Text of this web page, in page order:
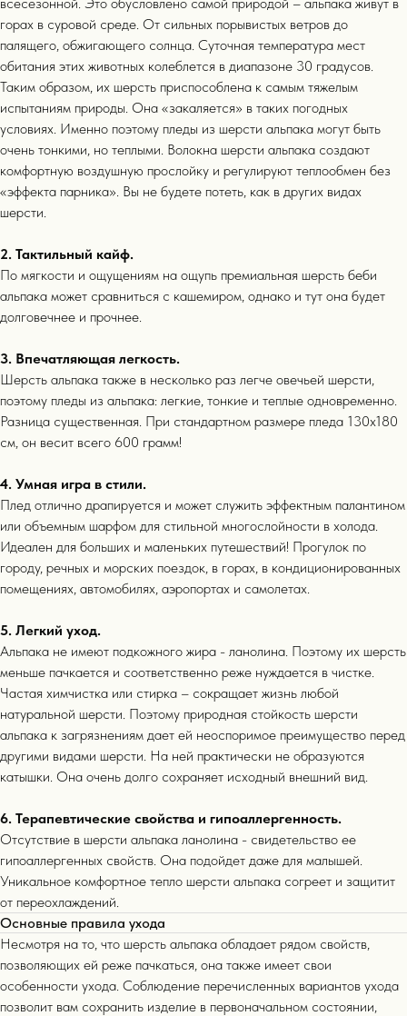
горах в суровой среде. От сильных порывистых ветров до
палящего, обжигающего солнца. Суточная температура мест
обитания этих животных колеблется в диапазоне 30 градусов.
Таким образом, их шерсть приспособлена к самым тяжелым
испытаниям природы. Она «закаляется» в таких погодных
условиях. Именно поэтому пледы из шерсти альпака могут быть
очень тонкими, но теплыми. Волокна шерсти альпака создают
комфортную воздушную прослойку и регулируют теплообмен без
«эффекта парника». Вы не будете потеть, как в других видах
шерсти.
2. Тактильный кайф.
По мягкости и ощущениям на ощупь премиальная шерсть беби
альпака может сравниться с кашемиром, однако и тут она будет
долговечнее и прочнее.
3. Впечатляющая легкость.
Шерсть альпака также в несколько раз легче овечьей шерсти,
поэтому пледы из альпака: легкие, тонкие и теплые одновременно.
Разница существенная. При стандартном размере пледа 130х180
см, он весит всего 600 грамм!
4. Умная игра в стили.
Плед отлично драпируется и может служить эффектным палантином
или объемным шарфом для стильной многослойности в холода.
Идеален для больших и маленьких путешествий! Прогулок по
городу, речных и морских поездок, в горах, в кондиционированных
помещениях, автомобилях, аэропортах и самолетах.
5. Легкий уход.
Альпака не имеют подкожного жира - ланолина. Поэтому их шерсть
меньше пачкается и соответственно реже нуждается в чистке.
Частая химчистка или стирка – сокращает жизнь любой
натуральной шерсти. Поэтому природная стойкость шерсти
альпака к загрязнениям дает ей неоспоримое преимущество перед
другими видами шерсти. На ней практически не образуются
катышки. Она очень долго сохраняет исходный внешний вид.
6. Терапевтические свойства и гипоаллергенность.
Отсутствие в шерсти альпака ланолина - свидетельство ее
гипоаллергенных свойств. Она подойдет даже для малышей.
Уникальное комфортное тепло шерсти альпака согреет и защитит
от переохлаждений.
Основные правила ухода
Несмотря на то, что шерсть альпака обладает рядом свойств,
позволяющих ей реже пачкаться, она также имеет свои
особенности ухода. Соблюдение перечисленных вариантов ухода
позволит вам сохранить изделие в первоначальном состоянии,
покупателей
Бестселлеры